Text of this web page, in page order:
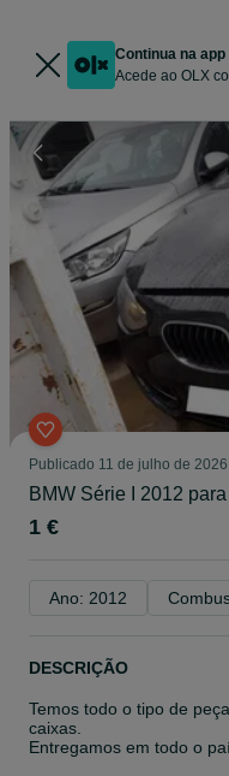
Continua na app
Acede ao OLX
Publicado 11 de julho de 2026
BMW Série I 2012
1 €
Ano: 2012
DESCRIÇÃO
Temos todo o tipo de
caixas.
Entregamos em todo o